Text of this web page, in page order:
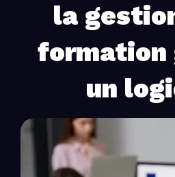
la
formation
un